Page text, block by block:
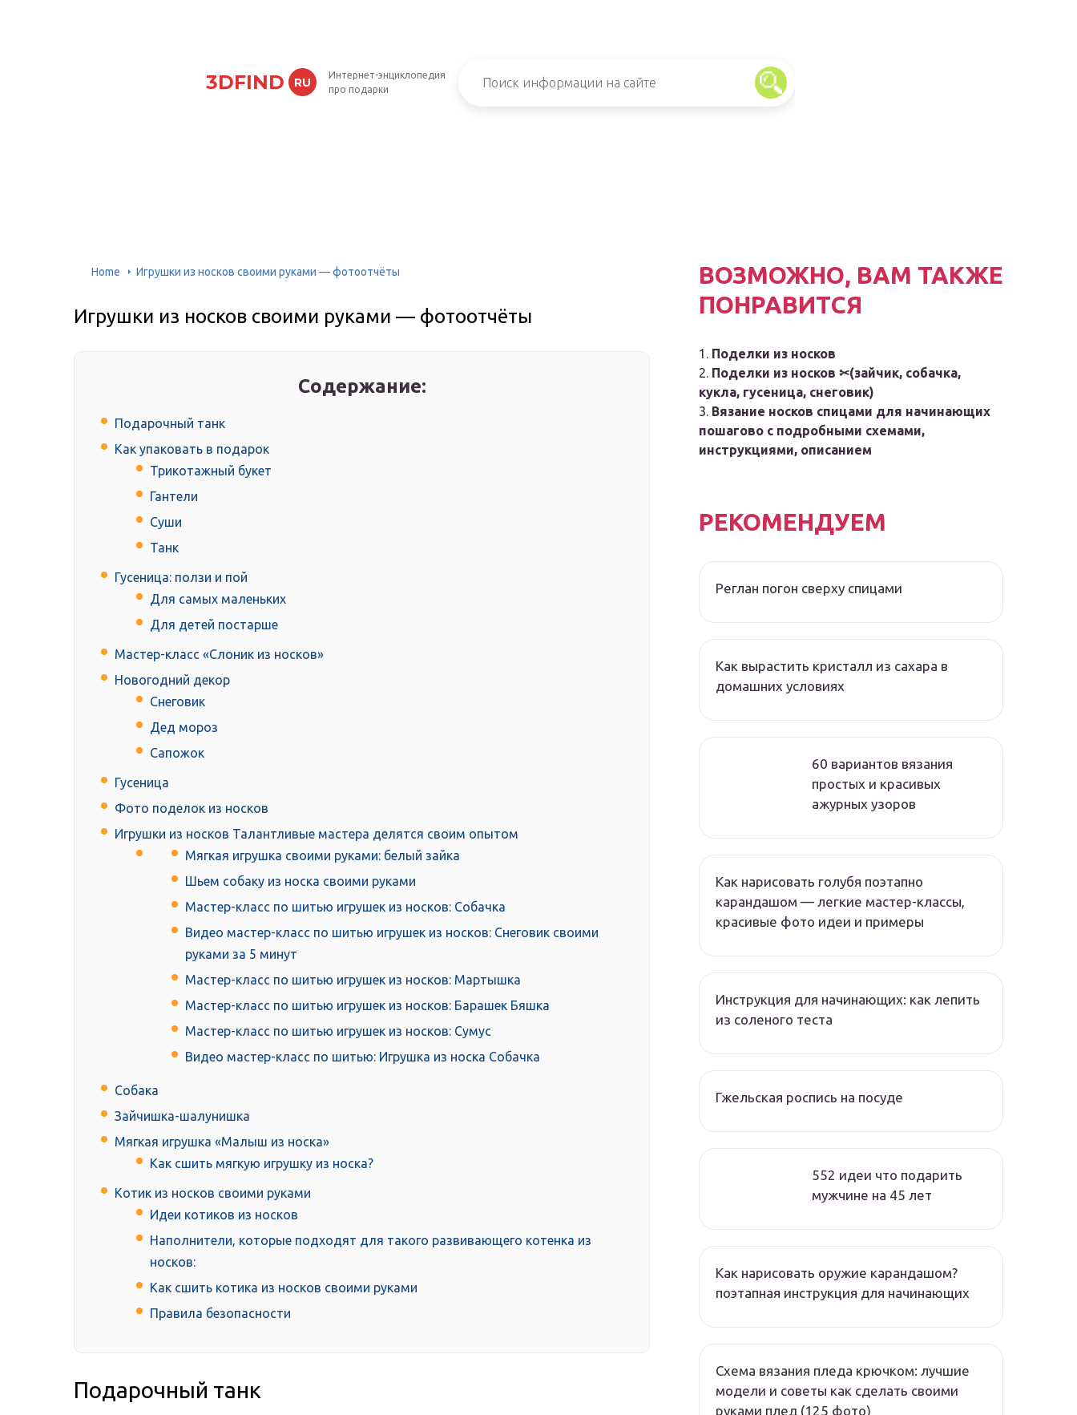
3DFIND RU
Интернет-энциклопедия
про подарки
Home Игрушки из носков своими руками — фотоотчёты
Игрушки из носков своими руками — фотоотчёты
Содержание:
Подарочный танк
Как упаковать в подарок
Трикотажный букет
Гантели
Суши
Танк
Гусеница: ползи и пой
Для самых маленьких
Для детей постарше
Мастер-класс «Слоник из носков»
Новогодний декор
Снеговик
Дед мороз
Сапожок
Гусеница
Фото поделок из носков
Игрушки из носков Талантливые мастера делятся своим опытом
Мягкая игрушка своими руками: белый зайка
Шьем собаку из носка своими руками
Мастер-класс по шитью игрушек из носков: Собачка
Видео мастер-класс по шитью игрушек из носков: Снеговик своими
руками за 5 минут
Мастер-класс по шитью игрушек из носков: Мартышка
Мастер-класс по шитью игрушек из носков: Барашек Бяшка
Мастер-класс по шитью игрушек из носков: Сумус
Видео мастер-класс по шитью: Игрушка из носка Собачка
Собака
Зайчишка-шалунишка
Мягкая игрушка «Малыш из носка»
Как сшить мягкую игрушку из носка?
Котик из носков своими руками
Идеи котиков из носков
Наполнители, которые подходят для такого развивающего котенка из
носков:
Как сшить котика из носков своими руками
Правила безопасности
Подарочный танк
ВОЗМОЖНО, ВАМ ТАКЖЕ
ПОНРАВИТСЯ
Поделки из носков
Поделки из носков ✂(зайчик, собачка,
кукла, гусеница, снеговик)
Вязание носков спицами для начинающих
пошагово с подробными схемами,
инструкциями, описанием
РЕКОМЕНДУЕМ
Реглан погон сверху спицами
Как вырастить кристалл из сахара в
домашних условиях
60 вариантов вязания
простых и красивых
ажурных узоров
Как нарисовать голубя поэтапно
карандашом — легкие мастер-классы,
красивые фото идеи и примеры
Инструкция для начинающих: как лепить
из соленого теста
Гжельская роспись на посуде
552 идеи что подарить
мужчине на 45 лет
Как нарисовать оружие карандашом?
поэтапная инструкция для начинающих
Схема вязания пледа крючком: лучшие
модели и советы как сделать своими
руками плед (125 фото)